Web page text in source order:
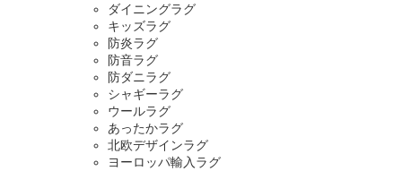
ダイニングラグ
キッズラグ
防炎ラグ
防音ラグ
防ダニラグ
シャギーラグ
ウールラグ
あったかラグ
北欧デザインラグ
ヨーロッパ輸入ラグ